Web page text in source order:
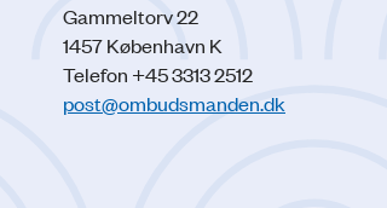
Gammeltorv 22
1457 København K
Telefon +45 3313 2512
post@ombudsmanden.dk